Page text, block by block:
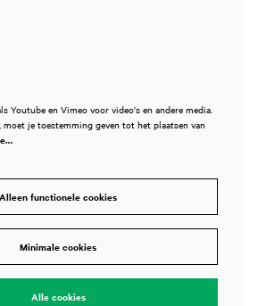
Youtube en Vimeo voor video's en andere media.
moet je toestemming geven tot het plaatsen van
Alleen functionele cookies
Minimale cookies
Alle cookies